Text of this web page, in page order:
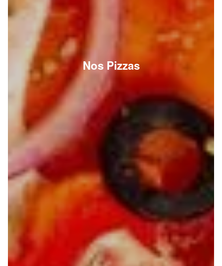
Nos Pizzas